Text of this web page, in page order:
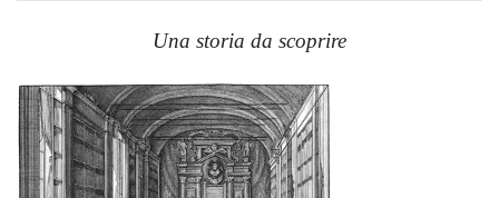
Una storia da scoprire